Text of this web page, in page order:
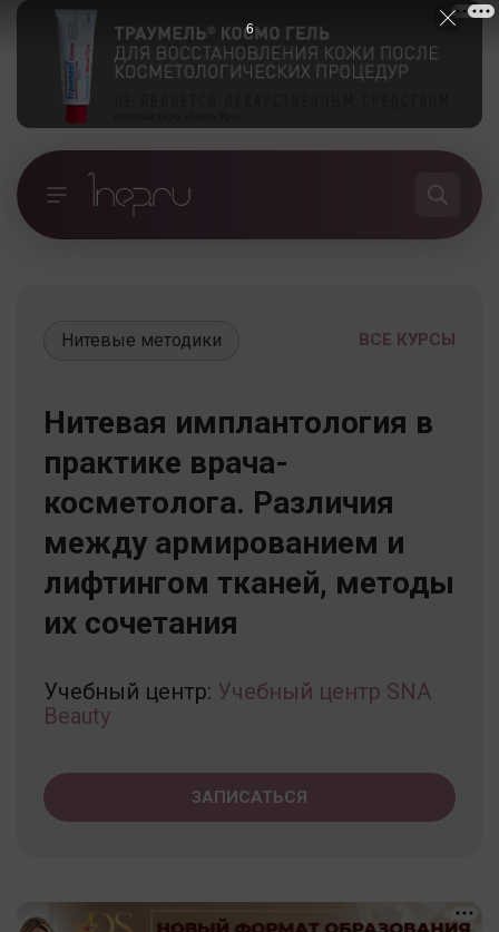
ВСЕ КУРСЫ
Нитевые методики
Нитевая имплантология в
практике врача-
косметолога. Различия
между армированием и
лифтингом тканей, методы
их сочетания
Учебный центр: Учебный центр SNA
Beauty
ЗАПИСАТЬСЯ
5